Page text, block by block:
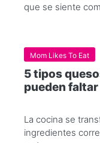
que se siente
Mom Likes To Eat
5 tipos
pueden
La cocina se
ingredientes